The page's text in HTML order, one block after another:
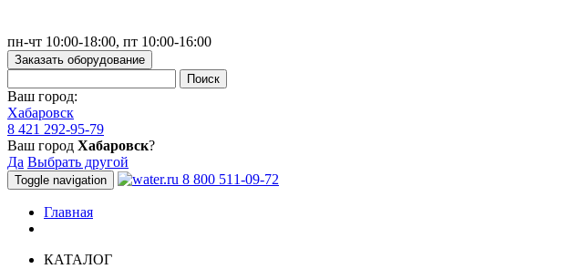
пн-чт 10:00-18:00, пт 10:00-16:00
Заказать оборудование
Ваш город:
Хабаровск
8 421 292-95-79
Ваш город Хабаровск?
Да Выбрать другой
Toggle navigation 8 800 511-09-72
Главная
КАТАЛОГ